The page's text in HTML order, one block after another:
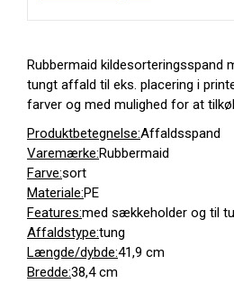
Rubbermaid kildesorteringsspand
tungt affald til eks. placering i
farver og med mulighed for at
Produktbetegnelse:Affaldsspand
Varemærke:Rubbermaid
Farve:sort
Materiale:PE
Features:med sækkeholder og til
Affaldstype:tung
Længde/dybde:41,9 cm
Bredde:38,4 cm